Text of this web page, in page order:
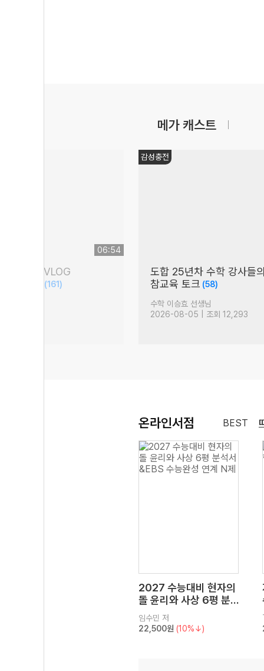
메가 캐스트
06:54
회 현장 VLOG
(161)
감성충전
도합 25년차 수학 강사들
참교육 토크 (58)
수학 이승효 선생님
2026-08-05 | 조회 12,293
온라인서점 BEST
2027 수능대비 현자의
돌 윤리와 사상 6평 분
석서&EBS 수능완성 연
계 N제
임수민 저
22,500원 (10%↓)